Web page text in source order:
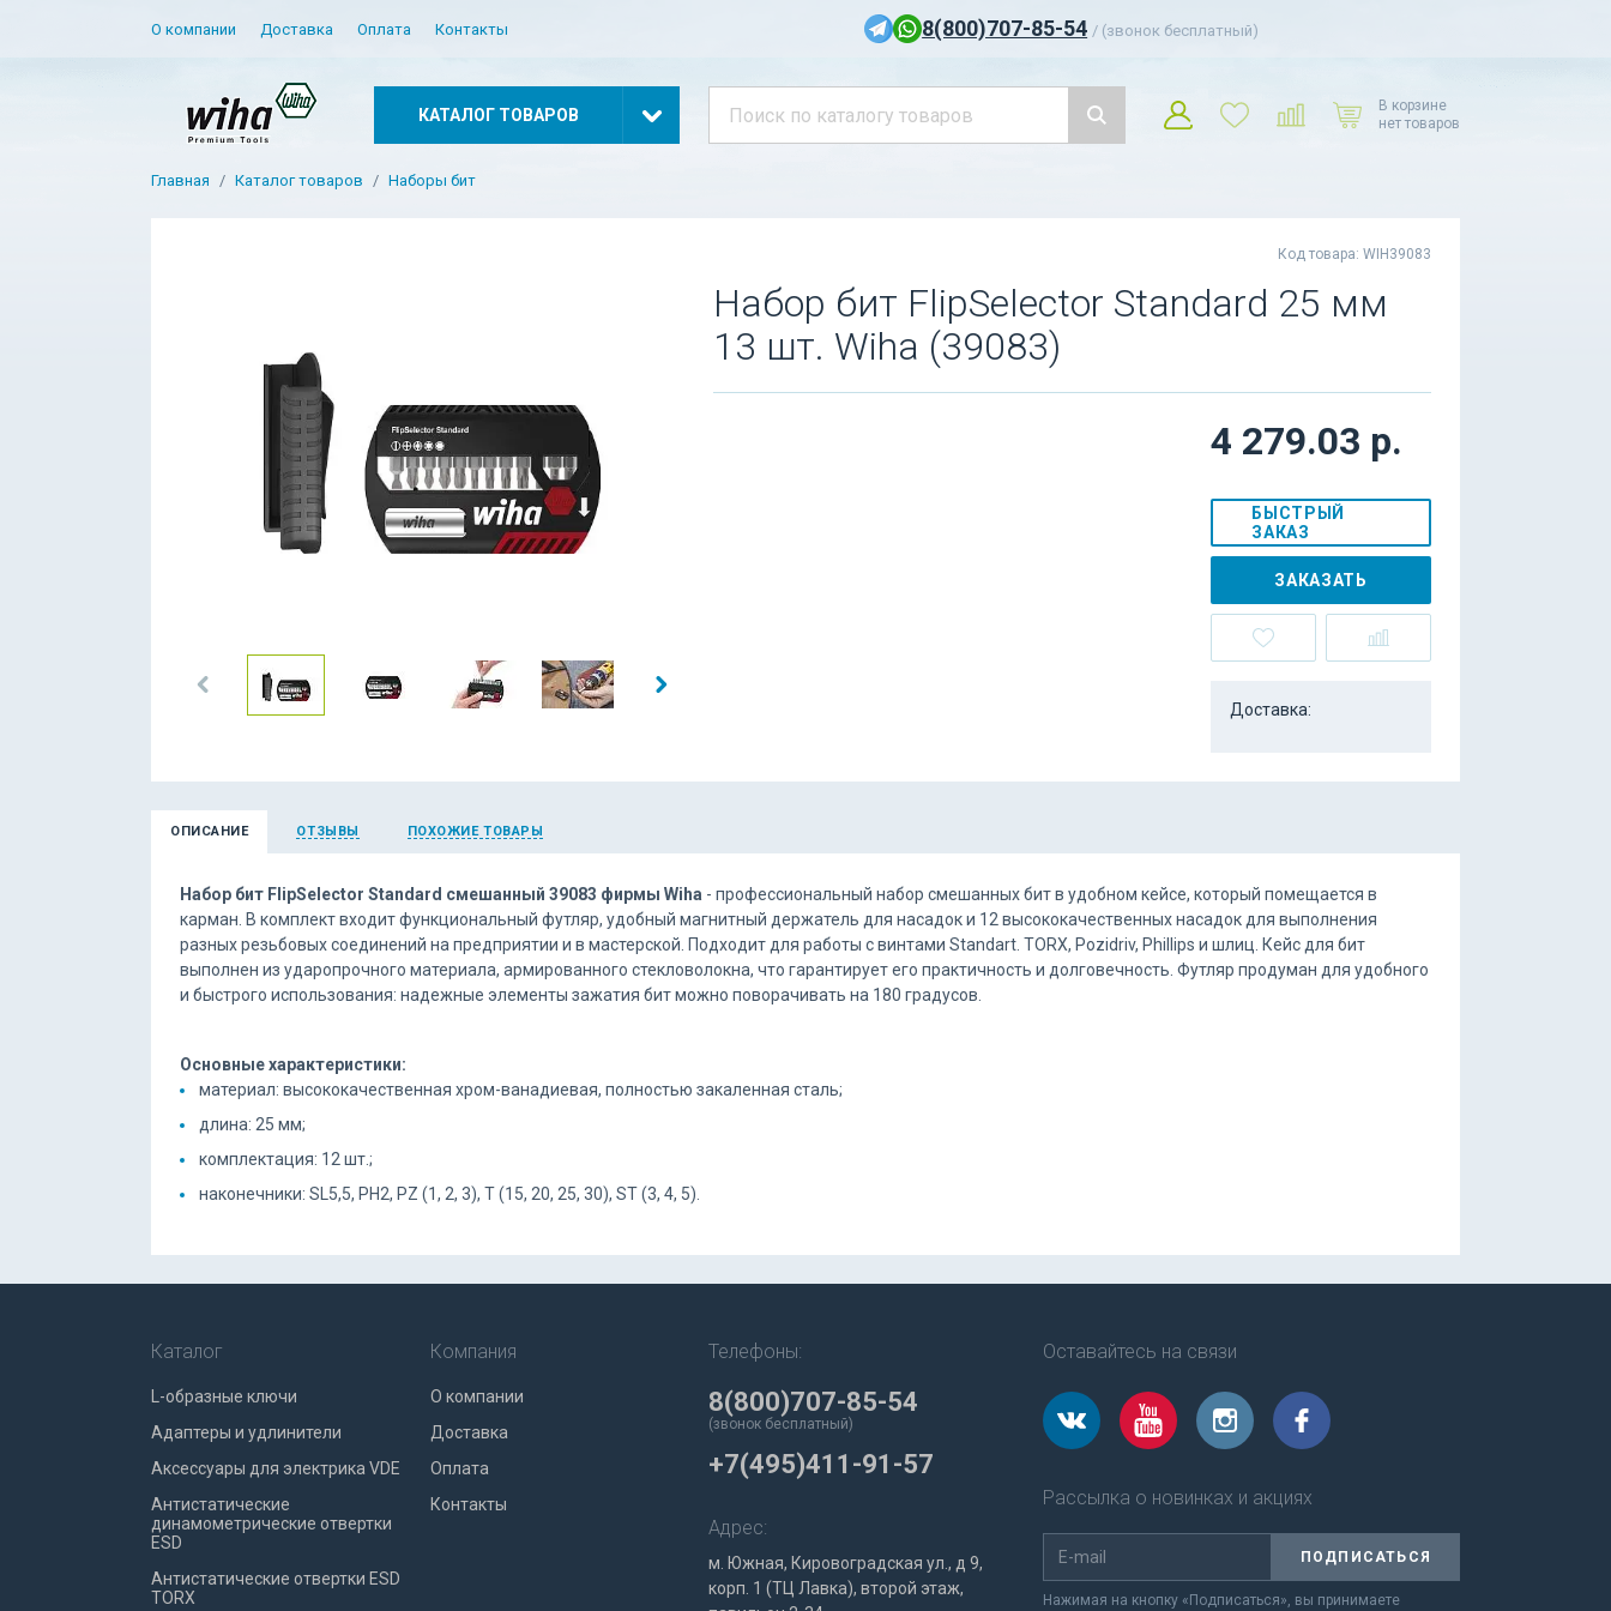
О компании Доставка Оплата Контакты 8(800)707-85-54 / (звонок бесплатный)
КАТАЛОГ ТОВАРОВ
В корзине
нет товаров
Главная Каталог товаров Наборы бит
Код товара: WIH39083
Набор бит FlipSelector Standard 25 мм
13 шт. Wiha (39083)
4 279.03 р.
БЫСТРЫЙ
ЗАКАЗ
ЗАКАЗАТЬ
Доставка:
ОПИСАНИЕ ОТЗЫВЫ ПОХОЖИЕ ТОВАРЫ
Набор бит FlipSelector Standard смешанный 39083 фирмы Wiha - профессиональный набор смешанных бит в удобном кейсе, который помещается в
карман. В комплект входит функциональный футляр, удобный магнитный держатель для насадок и 12 высококачественных насадок для выполнения
разных резьбовых соединений на предприятии и в мастерской. Подходит для работы с винтами Standart. TORX, Pozidriv, Phillips и шлиц. Кейс для бит
выполнен из ударопрочного материала, армированного стекловолокна, что гарантирует его практичность и долговечность. Футляр продуман для удобного
и быстрого использования: надежные элементы зажатия бит можно поворачивать на 180 градусов.
Основные характеристики:
материал: высококачественная хром-ванадиевая, полностью закаленная сталь;
длина: 25 мм;
комплектация: 12 шт.;
наконечники: SL5,5, PH2, PZ (1, 2, 3), T (15, 20, 25, 30), ST (3, 4, 5).
Каталог
L-образные ключи
Адаптеры и удлинители
Аксессуары для электрика VDE
Антистатические
динамометрические отвертки
ESD
Антистатические отвертки ESD
TORX
Компания
О компании
Доставка
Оплата
Контакты
Телефоны:
8(800)707-85-54
(звонок бесплатный)
+7(495)411-91-57
Адрес:
м. Южная, Кировоградская ул., д 9,
корп. 1 (ТЦ Лавка), второй этаж,
Оставайтесь на связи
Рассылка о новинках и акциях
ПОДПИСАТЬСЯ
Нажимая на кнопку «Подписаться», вы принимаете